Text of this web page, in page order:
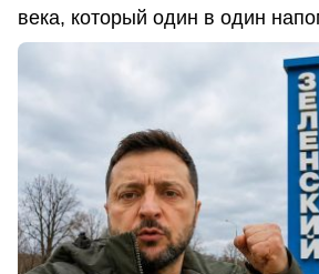
века, который один в один